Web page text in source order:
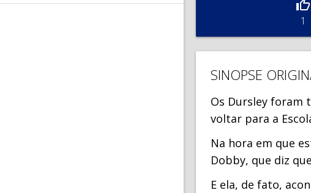
1
SINOPSE
Os Dursley foram
voltar para a
Na hora em que
Dobby, que diz
E ela, de fato,